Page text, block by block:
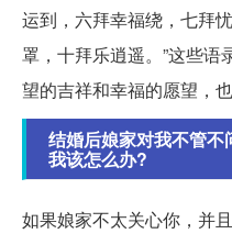
运到，六拜幸福绕，七拜
罩，十拜乐逍遥。”这些语
望的吉祥和幸福的愿望，
结婚后娘家对我不管不
我该怎么办?
如果娘家不太关心你，并